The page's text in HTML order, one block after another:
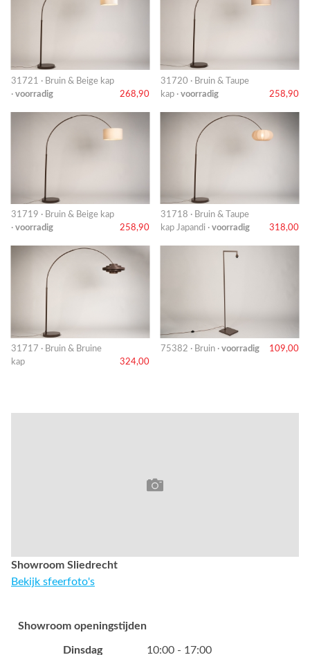
31721 · Bruin & Beige kap
· voorradig 268,90
31720 · Bruin & Taupe
kap · voorradig 258,90
31719 · Bruin & Beige kap
· voorradig 258,90
31718 · Bruin & Taupe
kap Japandi · voorradig 318,00
31717 · Bruin & Bruine
kap
324,00
75382 · Bruin · voorradig 109,00
Showroom Sliedrecht
Bekijk sfeerfoto's
Showroom openingstijden
Dinsdag
10:00 - 17:00